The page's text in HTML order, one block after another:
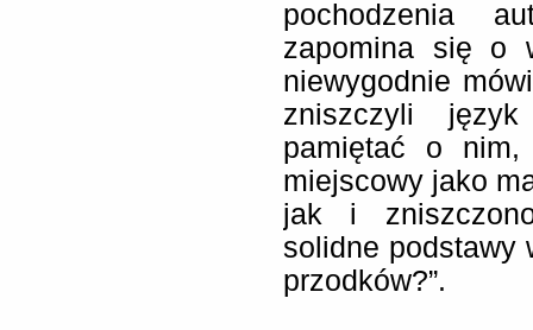
pochodzenia
zapomina się o
niewygodnie
zniszczyli
pamiętać o
miejscowy jako
jak i
solidne podstawy
przodków?”.